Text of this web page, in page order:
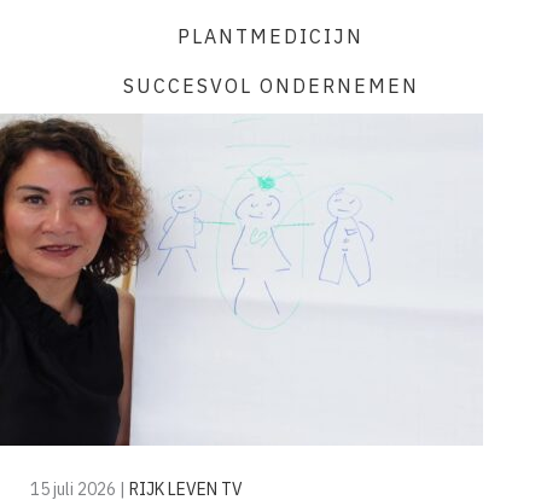
PLANTMEDICIJN
SUCCESVOL ONDERNEMEN
15 juli 2026 | RIJK LEVEN TV